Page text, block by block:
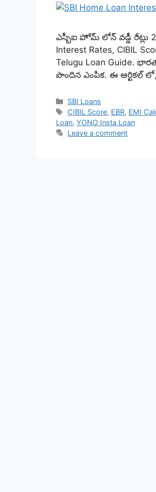
ఎస్బీఐ హోమ్ లోన్ వడ్డీ రేట్లు
Interest Rates, CIBIL
Telugu Loan Guide.
పొందిన ఎంపిక. ఈ ఆర్టికల్ లో,
Categories
SBI Loans
Tags
CIBIL Score, EBR, EMI
Loan, YONO Insta Loan
Leave a comment